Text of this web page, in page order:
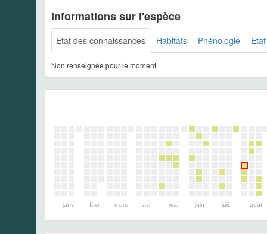
Informations sur l'espèce
Etat des connaissances Habitats Phénologie
Non renseignée pour le moment
janv. févr. mars avr. mai juin juil. août